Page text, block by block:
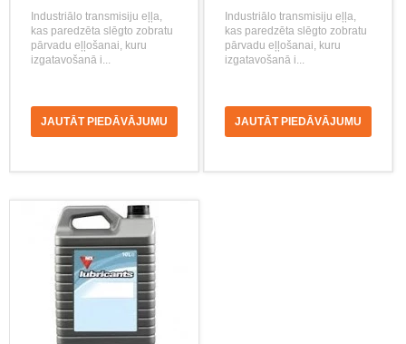
Industriālo transmisiju eļļa,
kas paredzēta slēgto zobratu
pārvadu eļļošanai, kuru
izgatavošanā i...
JAUTĀT PIEDĀVĀJUMU
Industriālo transmisiju eļļa,
kas paredzēta slēgto zobratu
pārvadu eļļošanai, kuru
izgatavošanā i...
JAUTĀT PIEDĀVĀJUMU